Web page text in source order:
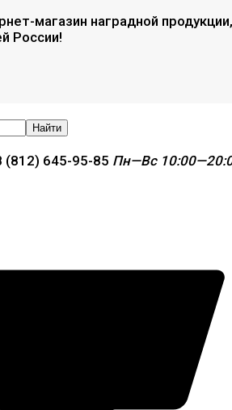
магазин наградной продукции,
России!
Найти
(812) 645-95-85 Пн—Вс